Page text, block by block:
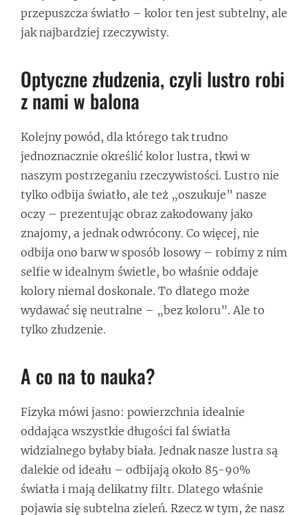
przepuszcza światło – kolor ten jest subtelny, ale
jak najbardziej rzeczywisty.
Optyczne złudzenia, czyli lustro robi
z nami w balona
Kolejny powód, dla którego tak trudno
jednoznacznie określić kolor lustra, tkwi w
naszym postrzeganiu rzeczywistości. Lustro nie
tylko odbija światło, ale też „oszukuje” nasze
oczy – prezentując obraz zakodowany jako
znajomy, a jednak odwrócony. Co więcej, nie
odbija ono barw w sposób losowy – robimy z nim
selfie w idealnym świetle, bo właśnie oddaje
kolory niemal doskonale. To dlatego może
wydawać się neutralne – „bez koloru”. Ale to
tylko złudzenie.
A co na to nauka?
Fizyka mówi jasno: powierzchnia idealnie
oddająca wszystkie długości fal światła
widzialnego byłaby biała. Jednak nasze lustra są
dalekie od ideału – odbijają około 85-90%
światła i mają delikatny filtr. Dlatego właśnie
pojawia się subtelna zieleń. Rzecz w tym, że nasz